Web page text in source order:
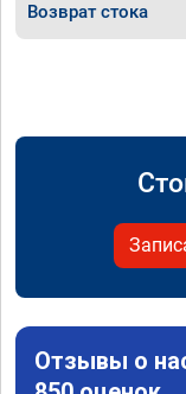
Возврат стока
Отзывы о